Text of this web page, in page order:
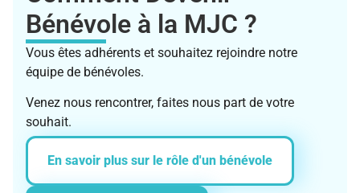
Bénévole à la MJC ?
Vous êtes adhérents et souhaitez rejoindre notre
équipe de bénévoles.
Venez nous rencontrer, faites nous part de votre
souhait.
En savoir plus sur le rôle d'un bénévole